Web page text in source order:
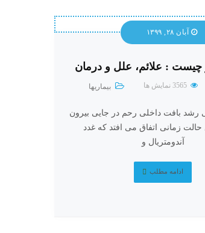
آبان ۲۸, ۱۳۹۹
چیست : علائم، علل و درمان
بیماریها نمایش ها
رشد بافت داخلی رحم در جایی بیرون
حالت زمانی اتفاق می افتد که غدد
آندومتریال و
ادامه مطلب